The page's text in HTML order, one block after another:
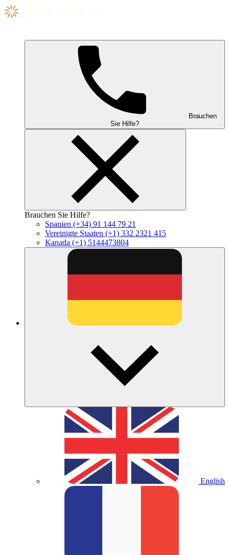
Brauchen
Sie Hilfe?
Brauchen Sie Hilfe?
Spanien (+34) 91 144 79 21
Vereinigte Staaten (+1) 332 2321 415
Kanada (+1) 5144473804
English